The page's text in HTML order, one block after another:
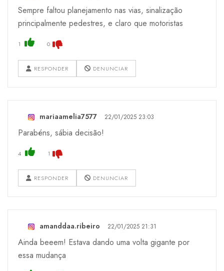
Sempre faltou planejamento nas vias, sinalização
principalmente pedestres, e claro que motoristas
1 0
RESPONDER DENUNCIAR
mariaamelia7577 22/01/2025 23:03
Parabéns, sábia decisão!
4 1
RESPONDER DENUNCIAR
amanddaa.ribeiro 22/01/2025 21:31
Ainda beeem! Estava dando uma volta gigante por
essa mudança